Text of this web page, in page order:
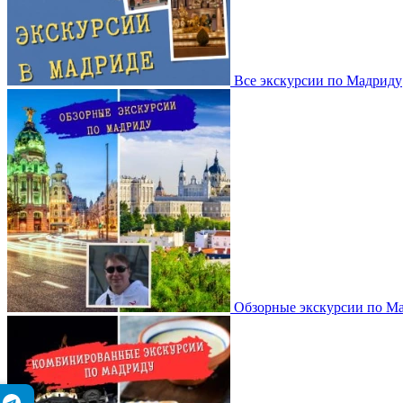
Все экскурсии по Мадриду
Обзорные экскурсии по